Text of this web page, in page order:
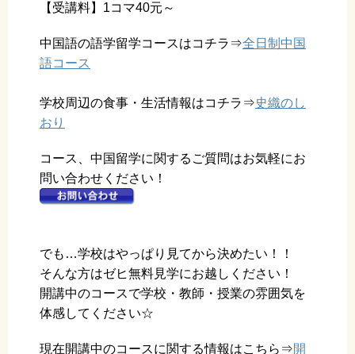
【受講料】1コマ40元～
中国語の語学留学コースはコチラ⇒全日制中国
語コース
学校周辺の食事・生活情報はコチラ⇒史織のし
おり
コース、中国留学に関するご質問はお気軽にお
問い合わせください！
でも…学校はやっぱり見てから決めたい！！
そんな方はゼヒ無料見学にお越しください！
開講中のコースで学校・教師・授業の雰囲気を
体感してください☆
現在開講中のコースに関する情報はこちら⇒開